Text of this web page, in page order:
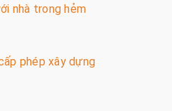
nhà trong hẻm
phép xây dựng